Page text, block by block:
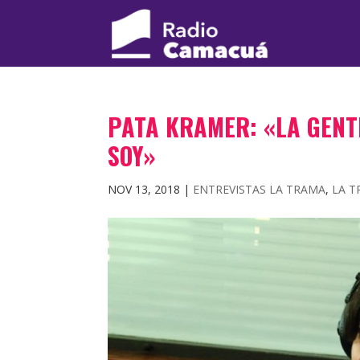
PATA KRAMER: «LA
SOY»
NOV 13, 2018 | ENTREVISTAS LA TRAMA, LA